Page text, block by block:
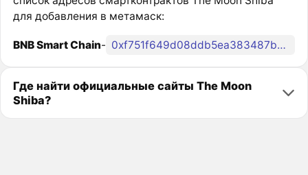
для добавления в метамаск:
BNB Smart Chain- 0xf751f649d08ddb5ea383487b33653bb26eebbb43
Где найти официальные сайты The Moon
Shiba?